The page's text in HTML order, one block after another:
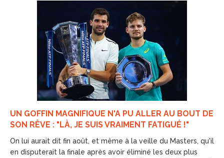
UN GOFFIN MAGNIFIQUE N'A PU ALLER AU BOUT DE
SON RÊVE : "LÀ, JE SUIS VRAIMENT FATIGUÉ !"
On lui aurait dit fin août, et même à la veille du Masters, qu'il
en disputerait la finale après avoir éliminé les deux plus